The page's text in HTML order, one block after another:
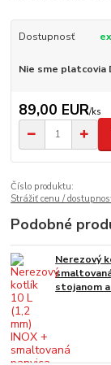
Dostupnosť
Nie sme platcovia
89,00 EUR/ks
Číslo produktu:
Strážiť cenu /
Podobné
Nerezový
stojanom